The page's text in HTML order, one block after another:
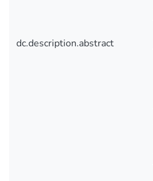
dc.description.abstract